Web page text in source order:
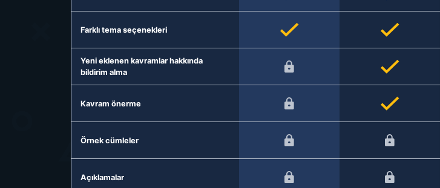
Farklı tema seçenekleri
Yeni eklenen kavramlar hakkında
bildirim alma
Kavram önerme
Örnek cümleler
Açıklamalar